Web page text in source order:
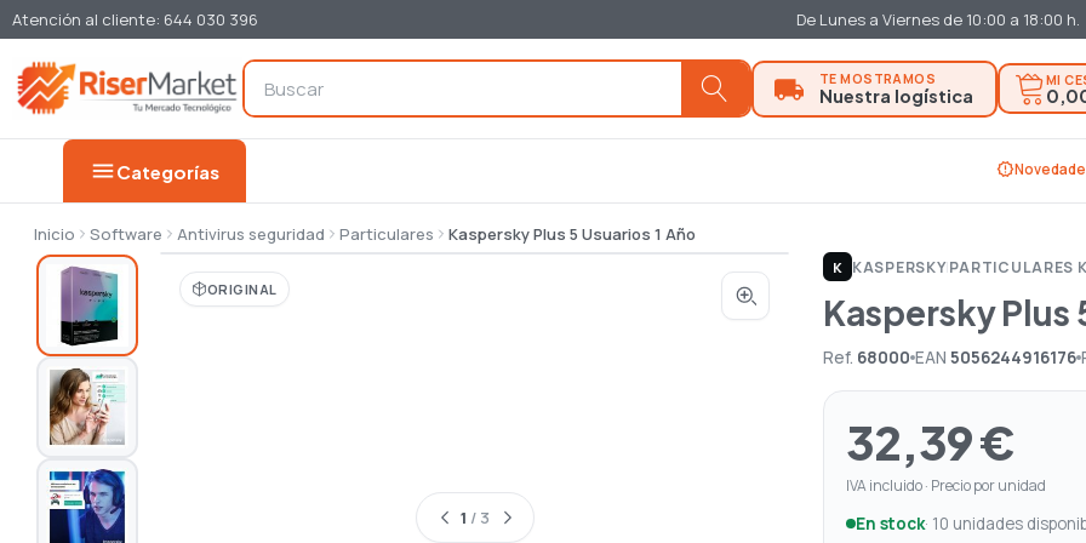
Atención al cliente: 644 030 396 De Lunes a Viernes de 10:00 a 18:00 h.
MI
menuCategorías new_releases
Inicio Software Antivirus seguridad Particulares Kaspersky Plus 5 Usuarios 1 Año
ORIGINAL
1 / 3
K KASPERSKY|PARTICULARES
Kaspersky Plus
Ref. 68000 EAN 5056244916176
32,39 €
IVA incluido · Precio por unidad
En stock· 10 unidades